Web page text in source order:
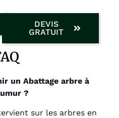
DEVIS
GRATUIT
un Abattage arbre à
?
sur les arbres en